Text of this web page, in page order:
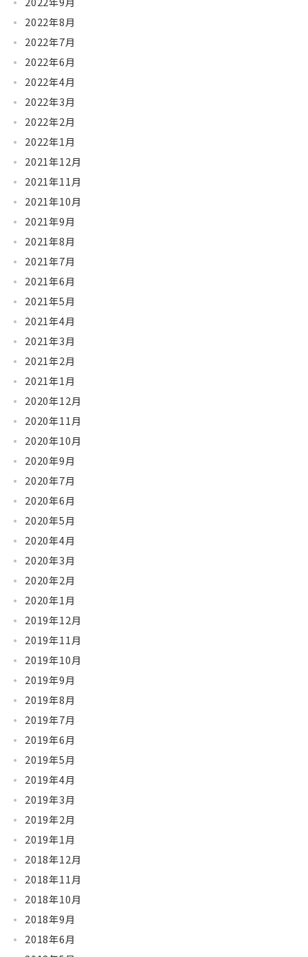
2022年8月
2022年7月
2022年6月
2022年4月
2022年3月
2022年2月
2022年1月
2021年12月
2021年11月
2021年10月
2021年9月
2021年8月
2021年7月
2021年6月
2021年5月
2021年4月
2021年3月
2021年2月
2021年1月
2020年12月
2020年11月
2020年10月
2020年9月
2020年7月
2020年6月
2020年5月
2020年4月
2020年3月
2020年2月
2020年1月
2019年12月
2019年11月
2019年10月
2019年9月
2019年8月
2019年7月
2019年6月
2019年5月
2019年4月
2019年3月
2019年2月
2019年1月
2018年12月
2018年11月
2018年10月
2018年9月
2018年6月